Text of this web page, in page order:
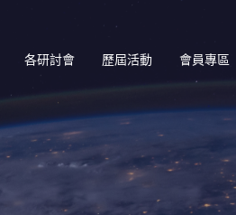
各研討會
討會
論壇暨就
歷屆活動 會員專區
會議補助
基金補助
入會申請